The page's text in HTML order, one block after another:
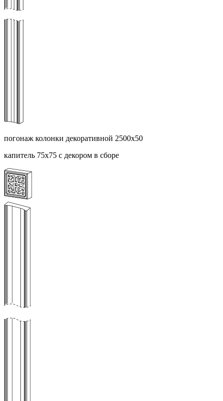
погонаж колонки декоративной 2500х50
капитель 75х75 с декором в сборе